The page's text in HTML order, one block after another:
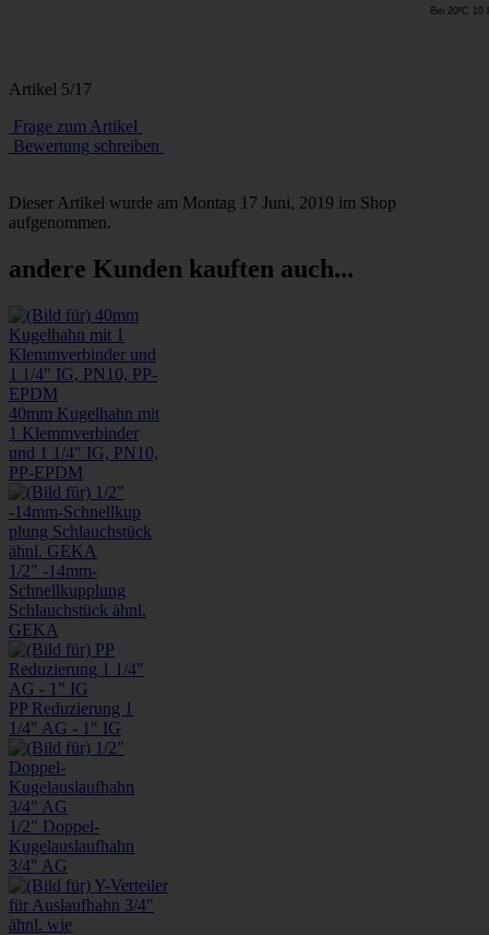
Bei 20ºC 10
Artikel 5/17
Frage zum Artikel
Bewertung schreiben
Dieser Artikel wurde am Montag 17 Juni, 2019 im Shop
aufgenommen.
andere Kunden kauften auch...
40mm Kugelhahn mit
1 Klemmverbinder
und 1 1/4" IG, PN10,
PP-EPDM
1/2" -14mm-
Schnellkup​plung
Schlauchst​ück ähnl.
GEKA
PP Reduzierung 1
1/4" AG - 1" IG
1/2" Doppel-
Kugelauslaufhahn
3/4" AG